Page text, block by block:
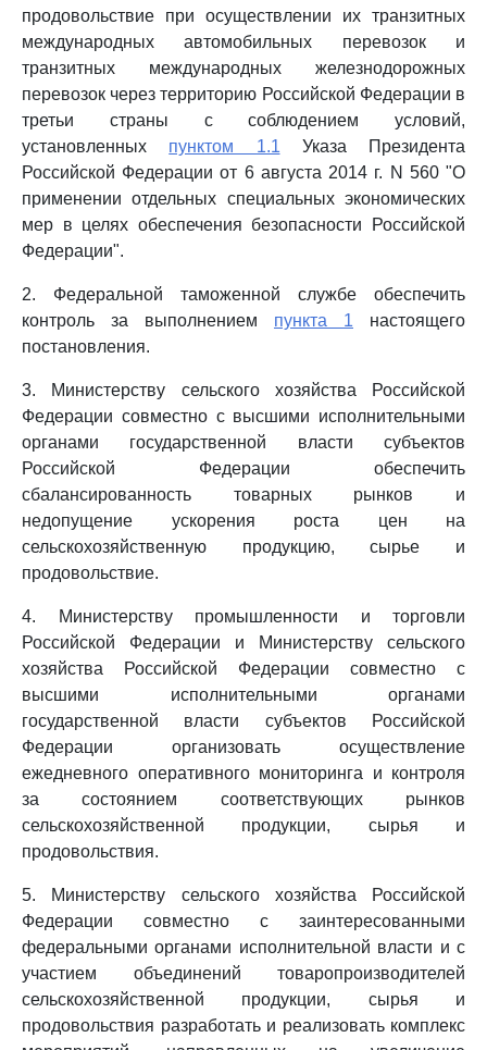
продовольствие при осуществлении их транзитных
международных автомобильных перевозок и
транзитных международных железнодорожных
перевозок через территорию Российской Федерации в
третьи страны с соблюдением условий,
установленных пунктом 1.1 Указа Президента
Российской Федерации от 6 августа 2014 г. N 560 "О
применении отдельных специальных экономических
мер в целях обеспечения безопасности Российской
Федерации".
2. Федеральной таможенной службе обеспечить
контроль за выполнением пункта 1 настоящего
постановления.
3. Министерству сельского хозяйства Российской
Федерации совместно с высшими исполнительными
органами государственной власти субъектов
Российской Федерации обеспечить
сбалансированность товарных рынков и
недопущение ускорения роста цен на
сельскохозяйственную продукцию, сырье и
продовольствие.
4. Министерству промышленности и торговли
Российской Федерации и Министерству сельского
хозяйства Российской Федерации совместно с
высшими исполнительными органами
государственной власти субъектов Российской
Федерации организовать осуществление
ежедневного оперативного мониторинга и контроля
за состоянием соответствующих рынков
сельскохозяйственной продукции, сырья и
продовольствия.
5. Министерству сельского хозяйства Российской
Федерации совместно с заинтересованными
федеральными органами исполнительной власти и с
участием объединений товаропроизводителей
сельскохозяйственной продукции, сырья и
продовольствия разработать и реализовать комплекс